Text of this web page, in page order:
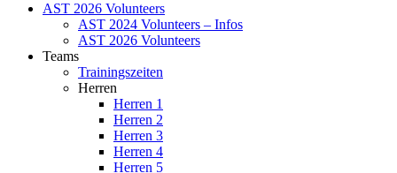
AST 2026 Volunteers
AST 2024 Volunteers – Infos
AST 2026 Volunteers
Teams
Trainingszeiten
Herren
Herren 1
Herren 2
Herren 3
Herren 4
Herren 5